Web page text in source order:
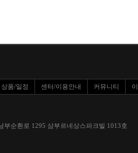
상품/일정 센터/이용안내 커뮤니티
부순환로 1295 삼부르네상스파크빌 1013호